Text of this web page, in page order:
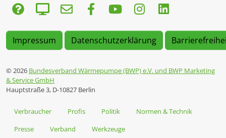
Impressum Datenschutzerklärung
© 2026 Bundesverband Wärmepumpe (BWP) e.V. und BWP Marketing
& Service GmbH
Hauptstraße 3, D-10827 Berlin
Verbraucher Profis Politik
Normen & Technik
Presse
Verband Werkzeuge